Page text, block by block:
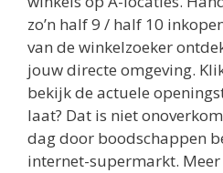
zo’n half 9 / half 10
van de winkelzoeker
jouw directe omgeving.
bekijk de actuele
laat? Dat is niet
dag door boodschappen
internet-supermarkt.